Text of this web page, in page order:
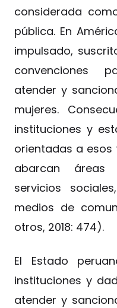
considerada
pública. En
impulsado,
convenciones
atender y
mujeres.
instituciones y
orientadas a esos
abarcan áreas
servicios
medios de
otros, 2018: 474).
El Estado
instituciones y
atender y